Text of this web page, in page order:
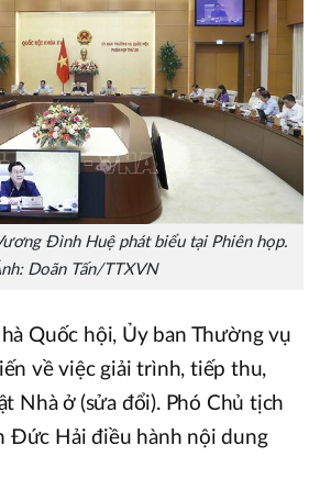
Đình Huệ phát biểu tại Phiên họp.
Doãn Tấn/TTXVN
Quốc hội, Ủy ban Thường vụ
về việc giải trình, tiếp thu,
Nhà ở (sửa đổi). Phó Chủ tịch
Đức Hải điều hành nội dung